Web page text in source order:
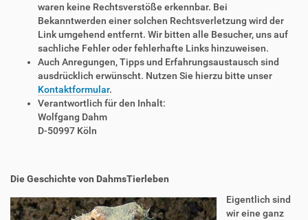
waren keine Rechtsverstöße erkennbar. Bei
Bekanntwerden einer solchen Rechtsverletzung wird der
Link umgehend entfernt. Wir bitten alle Besucher, uns auf
sachliche Fehler oder fehlerhafte Links hinzuweisen.
Auch Anregungen, Tipps und Erfahrungsaustausch sind
ausdrücklich erwünscht. Nutzen Sie hierzu bitte unser
Kontaktformular.
Verantwortlich für den Inhalt:
Wolfgang Dahm
D-50997 Köln
Die Geschichte von DahmsTierleben
Eigentlich sind
wir eine ganz